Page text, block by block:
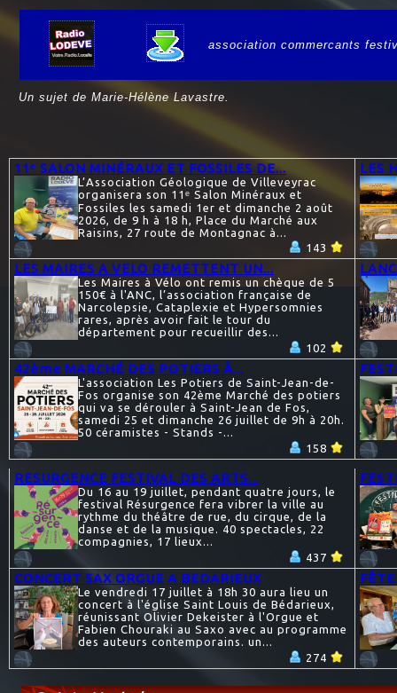
association commercants
Un sujet de Marie-Hélène Lavastre.
11ᵉ SALON MINÉRAUX ET FOSSILES DE...
L’Association Géologique de Villeveyrac
organisera son 11ᵉ Salon Minéraux et
Fossiles les samedi 1er et dimanche 2 août
2026, de 9 h à 18 h, Place du Marché aux
Raisins, 27 route de Montagnac à...
143
LES
LES MAIRES A VELO REMETTENT UN...
Les Maires à Vélo ont remis un chèque de 5
150€ à l'ANC, l’association française de
Narcolepsie, Cataplexie et Hypersomnies
rares, après avoir fait le tour du
département pour recueillir des...
102
42ème MARCHÉ DES POTIERS À...
L'association Les Potiers de Saint-Jean-de-
Fos organise son 42ème Marché des potiers
qui va se dérouler à Saint-Jean de Fos,
samedi 25 et dimanche 26 juillet de 9h à 20h.
50 céramistes - Stands -...
158
RESURGENCE FESTIVAL DES ARTS...
Du 16 au 19 juillet, pendant quatre jours, le
festival Résurgence fera vibrer la ville au
rythme du théâtre de rue, du cirque, de la
danse et de la musique. 40 spectacles, 22
compagnies, 17 lieux...
437
CONCERT SAX ORGUE A BEDARIEUX
Le vendredi 17 juillet à 18h 30 aura lieu un
concert à l'église Saint Louis de Bédarieux,
réunissant Olivier Dekeister à l'Orgue et
Fabien Chouraki au Saxo avec au programme
des auteurs contemporains. un...
274